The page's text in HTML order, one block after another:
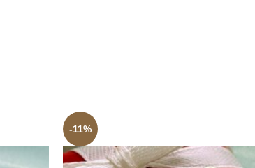
-11%